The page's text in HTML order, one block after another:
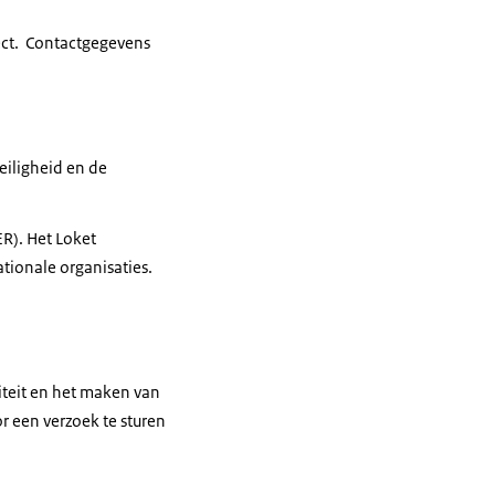
Contactgegevens
en de
Het Loket
organisaties.
en het maken van
een verzoek te sturen